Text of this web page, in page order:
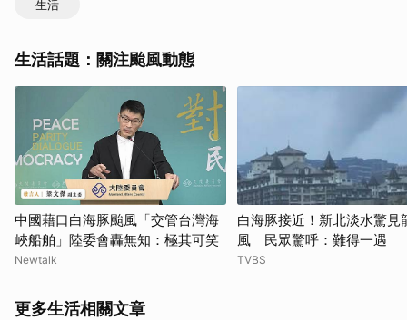
生活
生活話題：關注颱風動態
中國藉口白海豚颱風「交管台灣海
峽船舶」陸委會轟無知：極其可笑
Newtalk
白海豚接近！新北淡水驚見
風 民眾驚呼：難得一遇
TVBS
更多生活相關文章